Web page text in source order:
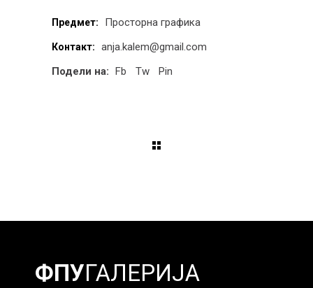
Предмет: Просторна графика
Контакт:
anja.kalem@gmail.com
Подели на: Fb Tw Pin
ФПУГАЛЕРИЈА